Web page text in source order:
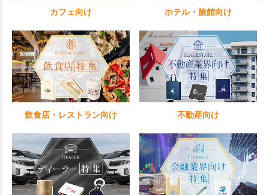
カフェ向け ホテル・旅館向け
飲食店・レストラン向け 不動産向け